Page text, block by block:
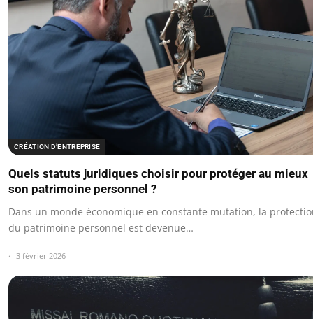
CRÉATION D’ENTREPRISE
Quels statuts juridiques choisir pour protéger au mieux
son patrimoine personnel ?
Dans un monde économique en constante mutation, la
du patrimoine personnel est devenue…
3 février 2026